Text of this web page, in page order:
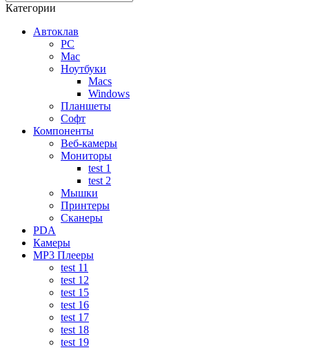
Категории
Автоклав
PC
Mac
Ноутбуки
Macs
Windows
Планшеты
Софт
Компоненты
Веб-камеры
Мониторы
test 1
test 2
Мышки
Принтеры
Сканеры
PDA
Камеры
MP3 Плееры
test 11
test 12
test 15
test 16
test 17
test 18
test 19